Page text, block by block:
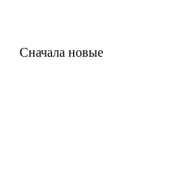
Сначала новые